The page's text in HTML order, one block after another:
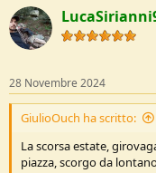
c
t
i
o
s
:
28 Novembre 2024
GiulioOuch ha scritto:
La scorsa estate,
piazza, scorgo da